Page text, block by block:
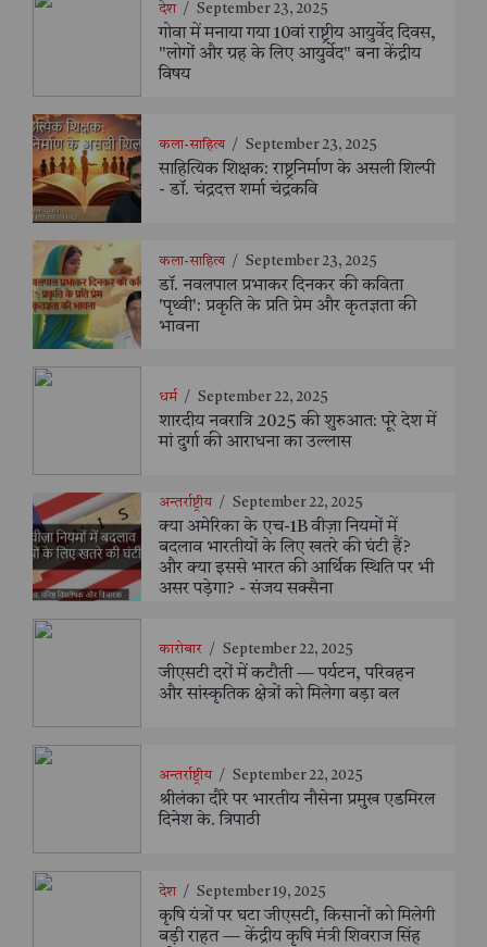
देश / September 23, 2025
गोवा में मनाया गया 10वां राष्ट्रीय आयुर्वेद दिवस,
"लोगों और ग्रह के लिए आयुर्वेद" बना केंद्रीय
विषय
कला-साहित्य / September 23, 2025
साहित्यिक शिक्षक: राष्ट्रनिर्माण के असली शिल्पी
- डॉ. चंद्रदत्त शर्मा चंद्रकवि
कला-साहित्य / September 23, 2025
डॉ. नवलपाल प्रभाकर दिनकर की कविता
'पृथ्वी': प्रकृति के प्रति प्रेम और कृतज्ञता की
भावना
धर्म / September 22, 2025
शारदीय नवरात्रि 2025 की शुरुआत: पूरे देश में
मां दुर्गा की आराधना का उल्लास
अन्तर्राष्ट्रीय / September 22, 2025
क्या अमेरिका के एच-1B वीज़ा नियमों में
बदलाव भारतीयों के लिए खतरे की घंटी हैं?
और क्या इससे भारत की आर्थिक स्थिति पर भी
असर पड़ेगा? - संजय सक्सैना
कारोबार / September 22, 2025
जीएसटी दरों में कटौती — पर्यटन, परिवहन
और सांस्कृतिक क्षेत्रों को मिलेगा बड़ा बल
अन्तर्राष्ट्रीय / September 22, 2025
श्रीलंका दौरे पर भारतीय नौसेना प्रमुख एडमिरल
दिनेश के. त्रिपाठी
देश / September 19, 2025
कृषि यंत्रों पर घटा जीएसटी, किसानों को मिलेगी
बड़ी राहत — केंद्रीय कृषि मंत्री शिवराज सिंह